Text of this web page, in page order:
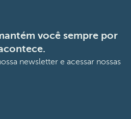
você sempre por
newsletter e acessar nossas